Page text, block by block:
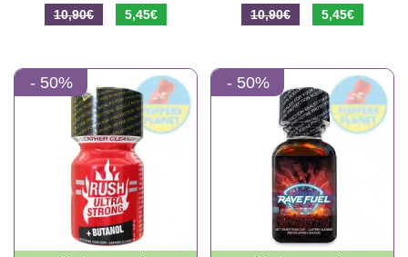
10,90€
Le
était :
10,90€.
5,45€
est :
5,45€.
10,90€
Le
était :
10,90€.
5,45€
est :
5,45€.
- 50% - 50%